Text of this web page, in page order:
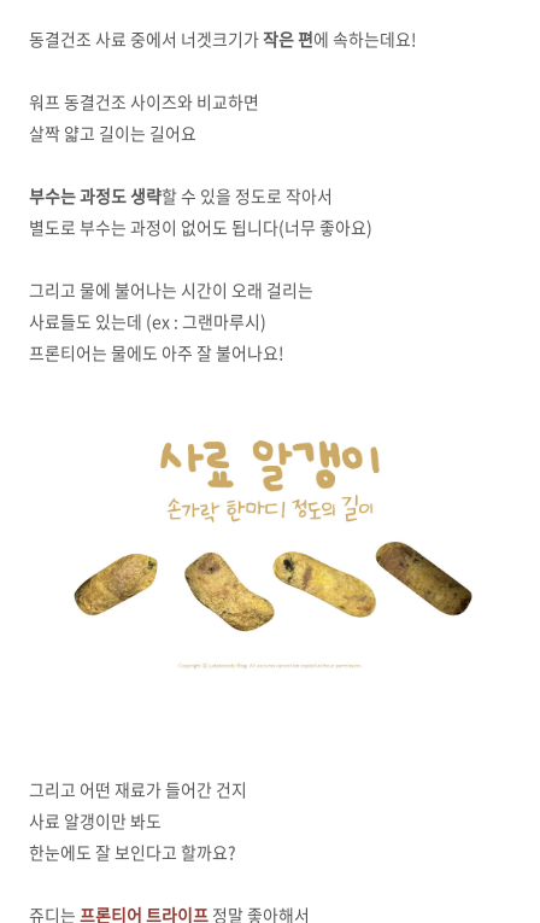
동결건조 사료 중에서 너겟크기가작은 편에 속하는데요!
워프 동결건조 사이즈와 비교하면
살짝 얇고 길이는 길어요
부수는 과정도 생략할 수 있을 정도로 작아서
별도로 부수는 과정이 없어도 됩니다(너무 좋아요)
그리고 물에 불어나는 시간이 오래 걸리는
사료들도 있는데 (ex : 그랜마루시)
프론티어는 물에도 아주 잘 불어나요!
그리고 어떤 재료가 들어간 건지
사료 알갱이만 봐도
한눈에도 잘 보인다고 할까요?
쥬디는 프론티어 트라이프 정말 좋아해서